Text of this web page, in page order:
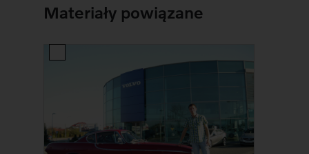
Materiały powiązane